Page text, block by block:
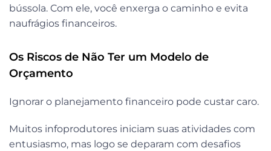
bússola. Com ele, você enxerga o caminho e evita
naufrágios financeiros.
Os Riscos de Não Ter um Modelo de
Orçamento
Ignorar o planejamento financeiro pode custar caro.
Muitos infoprodutores iniciam suas atividades com
entusiasmo, mas logo se deparam com desafios